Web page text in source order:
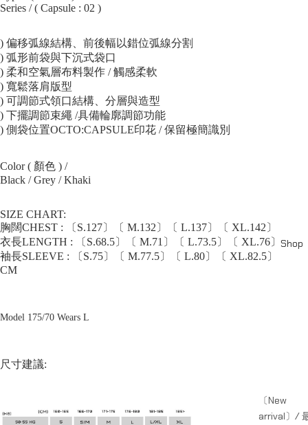
Shop
〔New
arrival〕/
Series / ( Capsule : 02 )
) 偏移弧線結構、前後幅以錯位弧線分割
) 弧形前袋與下沉式袋口
) 柔和空氣層布料製作 / 觸感柔軟
) 寬鬆落肩版型
) 可調節式領口結構、分層與造型
) 下擺調節束繩 /具備輪廓調節功能
) 側袋位置OCTO:CAPSULE印花 / 保留極簡識別
Color ( 顏色 ) /
Black / Grey / Khaki
SIZE CHART:
胸闊CHEST : 〔S.127〕〔 M.132〕〔 L.137〕〔 XL.142〕
衣長LENGTH : 〔S.68.5〕〔 M.71〕〔 L.73.5〕〔 XL.76〕
袖長SLEEVE : 〔S.75〕〔 M.77.5〕〔 L.80〕〔 XL.82.5〕
CM
Model 175/70 Wears L
尺寸建議: